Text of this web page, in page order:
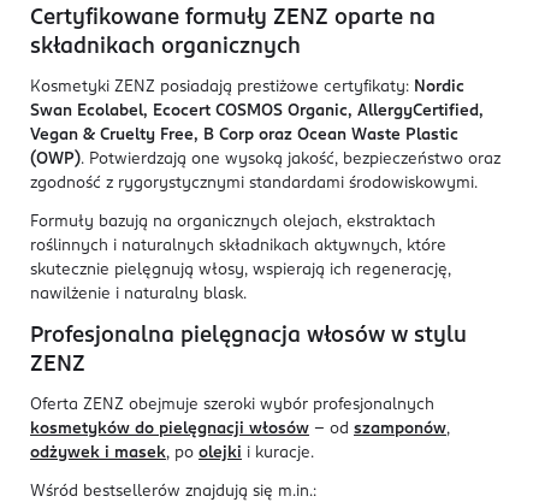
Certyfikowane formuły ZENZ oparte na
składnikach organicznych
Kosmetyki ZENZ posiadają prestiżowe certyfikaty: Nordic
Swan Ecolabel, Ecocert COSMOS Organic, AllergyCertified,
Vegan & Cruelty Free, B Corp oraz Ocean Waste Plastic
(OWP). Potwierdzają one wysoką jakość, bezpieczeństwo oraz
zgodność z rygorystycznymi standardami środowiskowymi.
Formuły bazują na organicznych olejach, ekstraktach
roślinnych i naturalnych składnikach aktywnych, które
skutecznie pielęgnują włosy, wspierają ich regenerację,
nawilżenie i naturalny blask.
Profesjonalna pielęgnacja włosów w stylu
ZENZ
Oferta ZENZ obejmuje szeroki wybór profesjonalnych
kosmetyków do pielęgnacji włosów – od szamponów,
odżywek i masek, po olejki i kuracje.
Wśród bestsellerów znajdują się m.in.: